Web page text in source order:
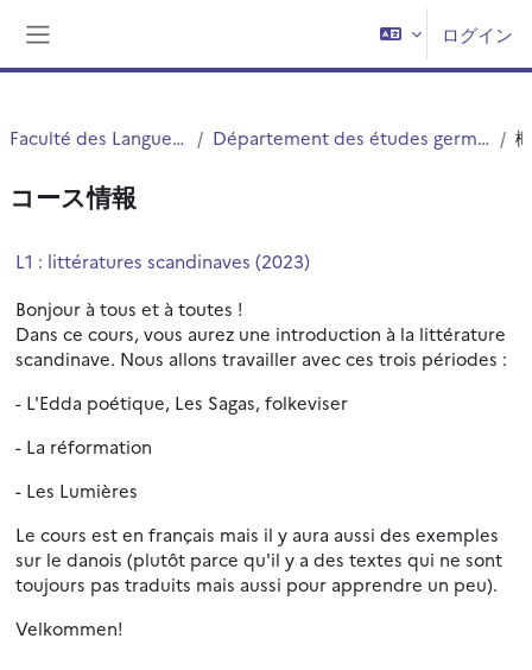
ログイン
Faculté des Langues Cultures et Sociétés (FLCS) Département des études germaniques, néerlandaises et scandinaves (EGNS)
コース情報
L1 : littératures scandinaves (2023)
Bonjour à tous et à toutes !
Dans ce cours, vous aurez une introduction à la littérature
scandinave. Nous allons travailler avec ces trois périodes :
- L'Edda poétique, Les Sagas, folkeviser
- La réformation
- Les Lumières
Le cours est en français mais il y aura aussi des exemples
sur le danois (plutôt parce qu'il y a des textes qui ne sont
toujours pas traduits mais aussi pour apprendre un peu).
Velkommen!